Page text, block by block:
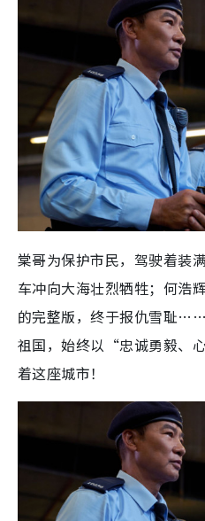
棠哥为保护市民，驾驶着装
车冲向大海壮烈牺牲；何浩
的完整版，终于报仇雪耻
祖国，始终以“忠诚勇毅、
着这座城市！